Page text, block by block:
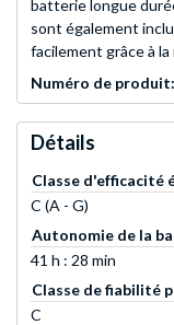
batterie longue
sont également
facilement grâce à
Numéro de
Détails
Classe d'efficacité
C (A - G)
Autonomie de la
41 h : 28 min
Classe de fiabilité
C